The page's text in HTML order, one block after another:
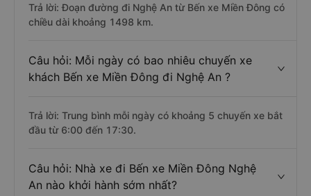
Trả lời: Đoạn đường đi Nghệ An từ Bến xe Miền Đông có
chiều dài khoảng 1498 km.
Câu hỏi: Mỗi ngày có bao nhiêu chuyến xe
khách Bến xe Miền Đông đi Nghệ An ?
Trả lời: Trung bình mỗi ngày có khoảng 5 chuyến xe bắt
đầu từ 6:00 đến 17:30.
Câu hỏi: Nhà xe đi Bến xe Miền Đông Nghệ
An nào khởi hành sớm nhất?